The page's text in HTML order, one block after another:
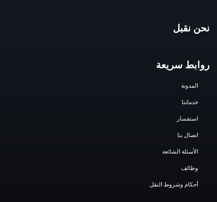
نحن نقبل
روابط سريعة
المدونة
خدماتنا
استفسار
اتصال بنا
الأسئلة الشائعة
وظائف
أحكام وشروط النقل